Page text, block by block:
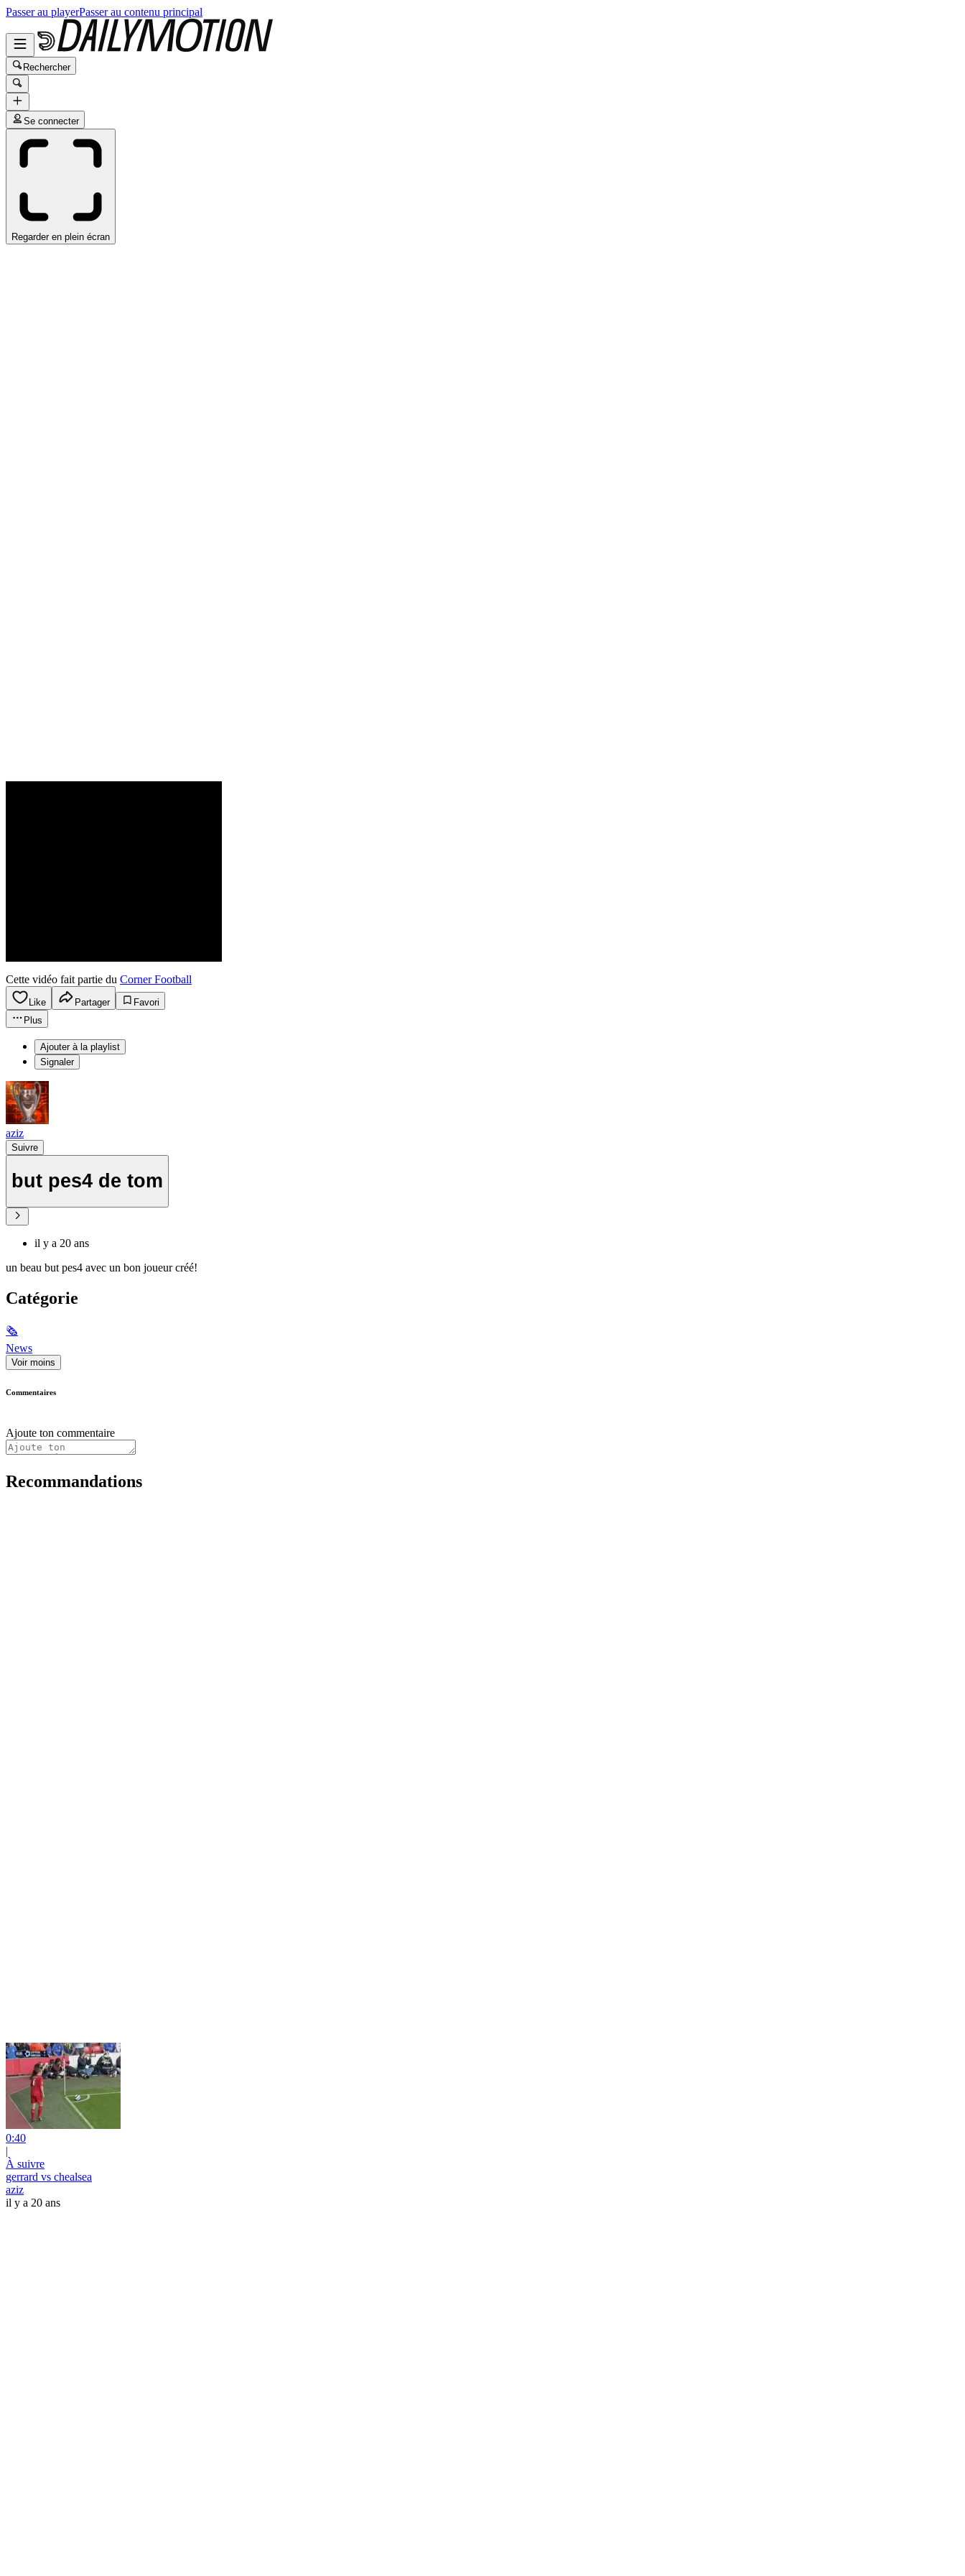
Passer au playerPasser au contenu principal
Rechercher
Se connecter
Regarder en plein écran
Cette vidéo fait partie du Corner Football
Like Partager
Favori
Plus
Ajouter à la playlist
Signaler
aziz
Suivre
but pes4 de tom
il y a 20 ans
un beau but pes4 avec un bon joueur créé!
Catégorie
🗞
News
Voir moins
Commentaires
Ajoute ton commentaire
Recommandations
0:40
|
À suivre
gerrard vs chealsea
aziz
il y a 20 ans